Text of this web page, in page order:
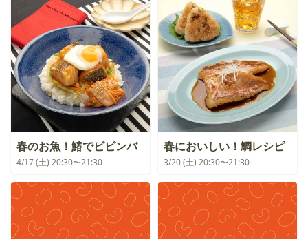
春のお魚！鰆でビビンバ
4/17 (土) 20:30〜21:30
春においしい！鯛レシピ
3/20 (土) 20:30〜21:30